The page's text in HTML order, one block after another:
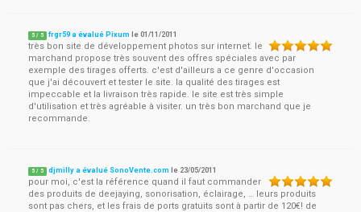
5 / 5 frgr59 a évalué Pixum le01/11/2011
très bon site de développement photos sur internet. le
marchand propose très souvent des offres spéciales avec par
exemple des tirages offerts. c'est d'ailleurs a ce genre d'occasion
que j'ai découvert et tester le site. la qualité des tirages est
impeccable et la livraison très rapide. le site est très simple
d'utilisation et très agréable à visiter. un très bon marchand que je
recommande.
5 / 5 djmilly a évalué SonoVente.com le 23/05/2011
pour moi, c'est la référence quand il faut commander
des produits de deejaying, sonorisation, éclairage, … leurs produits
sont pas chers, et les frais de ports gratuits sont à partir de 120€! de